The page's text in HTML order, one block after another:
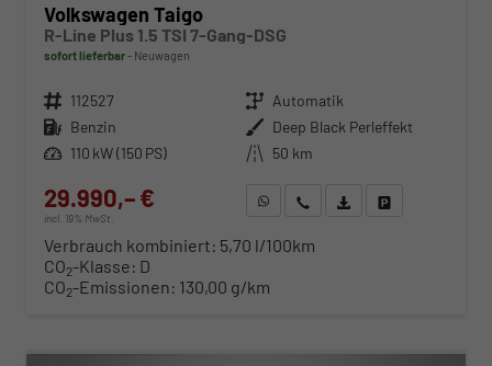
Volkswagen Taigo
R-Line Plus 1.5 TSI 7-Gang-DSG
sofort lieferbar Neuwagen
Fahrzeugnr. 112527 Getriebe Automatik
Kraftstoff Benzin Außenfarbe Deep Black Perleffekt
Leistung 110 kW (150 PS) Kilometerstand 50 km
29.990,– €
incl. 19% MwSt.
WhatsApp anfragen
Wir rufen Sie anFahrzeugexposé (PDF)
Verbrauch kombiniert: 5,70 l/100km
CO2-Klasse: D
CO2-Emissionen: 130,00 g/km